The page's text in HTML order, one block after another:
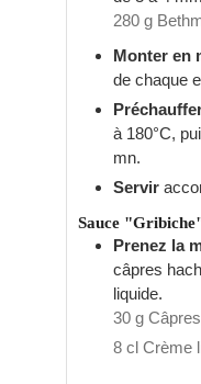
280 g
Monter en
de chaque
à 180°C,
mn.
Servir
Sauce
Prenez la
câpres
liquide.
30 g
8 cl Crème